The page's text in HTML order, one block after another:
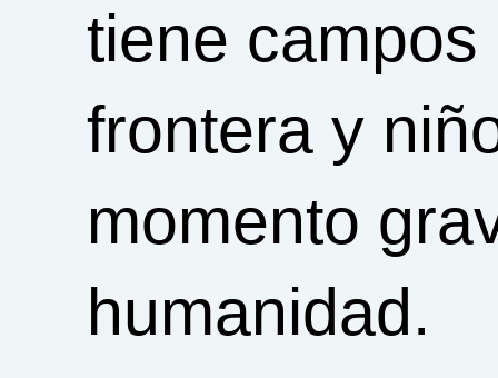
tiene
frontera y
momento
humanidad.